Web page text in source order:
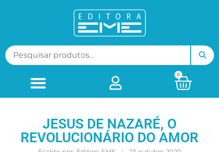
0
JESUS DE NAZARÉ, O
REVOLUCIONÁRIO DO AMOR